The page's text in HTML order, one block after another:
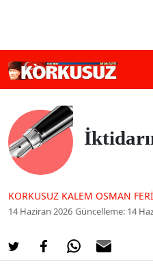
KORKUSUZ KALEM OSMAN
14 Haziran 2026 Güncelleme: 14